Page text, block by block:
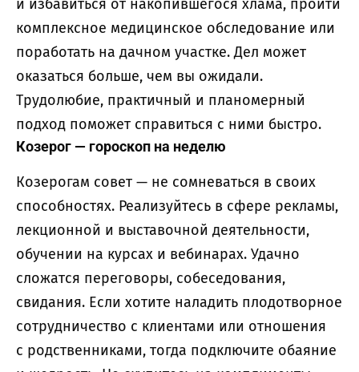
и избавиться от накопившегося хлама, пройти
комплексное медицинское обследование или
поработать на дачном участке. Дел может
оказаться больше, чем вы ожидали.
Трудолюбие, практичный и планомерный
подход поможет справиться с ними быстро.
Козерог — гороскоп на неделю
Козерогам совет — не сомневаться в своих
способностях. Реализуйтесь в сфере рекламы,
лекционной и выставочной деятельности,
обучении на курсах и вебинарах. Удачно
сложатся переговоры, собеседования,
свидания. Если хотите наладить плодотворное
сотрудничество с клиентами или отношения
с родственниками, тогда подключите обаяние